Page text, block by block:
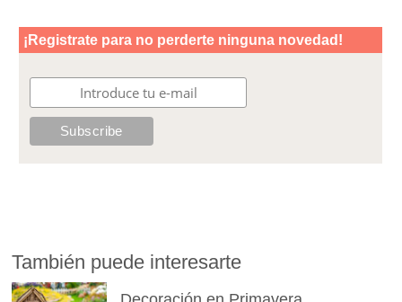
También puede interesarte